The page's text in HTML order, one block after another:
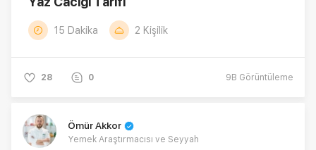
15 Dakika 2 Kişilik
28 0 9B Görüntüleme
Ömür Akkor
Yemek Araştırmacısı ve Seyyah